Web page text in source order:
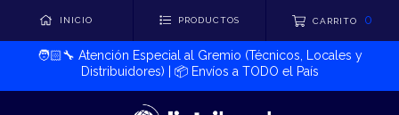
INICIO PRODUCTOS CARRITO 0
🧑🏻‍🔧​ Atención Especial al Gremio (Técnicos, Locales y
Distribuidores) | 📦​ Envíos a TODO el País